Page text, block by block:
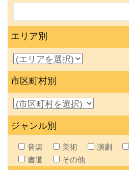
エリア別
市区町村別
ジャンル別
音楽 美術 演劇
書道
その他